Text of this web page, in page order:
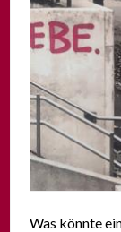
Was könnte